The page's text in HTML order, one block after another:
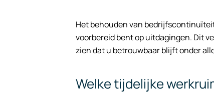
Het behouden van
voorbereid bent op uitdagingen. Dit
zien dat u betrouwbaar blijft onder
Welke tijdelijke